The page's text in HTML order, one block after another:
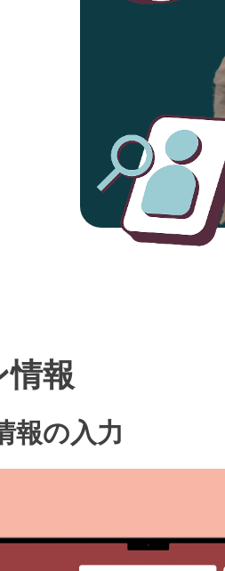
情報
報の入力